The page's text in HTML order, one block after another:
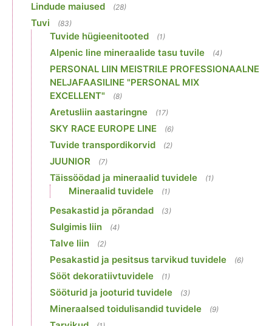
Lindude maiused (28)
Tuvi (83)
Tuvide hügieenitooted (1)
Alpenic line mineraalide tasu tuvile (4)
PERSONAL LIIN MEISTRILE PROFESSIONAALNE
NELJAFAASILINE "PERSONAL MIX
EXCELLENT"
(8)
Aretusliin aastaringne (17)
SKY RACE EUROPE LINE (6)
Tuvide transpordikorvid (2)
JUUNIOR (7)
Täissöödad ja mineraalid tuvidele (1)
Mineraalid tuvidele (1)
Pesakastid ja põrandad (3)
Sulgimis liin (4)
Talve liin (2)
Pesakastid ja pesitsus tarvikud tuvidele (6)
Sööt dekoratiivtuvidele (1)
Sööturid ja jooturid tuvidele (3)
Mineraalsed toidulisandid tuvidele (9)